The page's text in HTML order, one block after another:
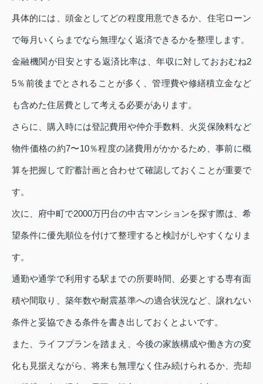
具体的には、頭金としてどの程度用意できるか、住宅ローン
で毎月いくらまでなら無理なく返済できるかを整理します。
金融機関が目安とする返済比率は、年収に対しておおむね2
5％前後までとされることが多く、管理費や修繕積立金など
も含めた住居費として考える必要があります。
さらに、購入時には登記費用や仲介手数料、火災保険料など
物件価格の約7〜10％程度の諸費用がかかるため、事前に概
算を把握して貯蓄計画と合わせて確認しておくことが重要で
す。
次に、府中町で2000万円台の中古マンションを探す際は、希
望条件に優先順位を付けて整理すると検討がしやすくなりま
す。
通勤や通学で利用する駅までの所要時間、必要とする専有面
積や間取り、築年数や耐震基準への適合状況など、譲れない
条件と妥協できる条件を書き出しておくとよいです。
また、ライフプランを踏まえ、今後の家族構成や働き方の変
化も見据えながら、将来も無理なく住み続けられるか、売却